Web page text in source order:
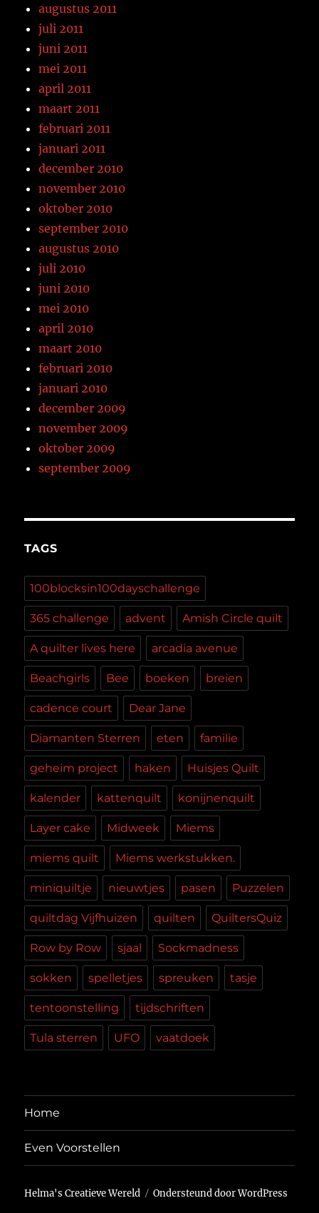
augustus 2011
juli 2011
juni 2011
mei 2011
april 2011
maart 2011
februari 2011
januari 2011
december 2010
november 2010
oktober 2010
september 2010
augustus 2010
juli 2010
juni 2010
mei 2010
april 2010
maart 2010
februari 2010
januari 2010
december 2009
november 2009
oktober 2009
september 2009
TAGS
100blocksin100dayschallenge
365 challenge advent Amish Circle quilt
A quilter lives here arcadia avenue
Beachgirls Bee boeken breien
cadence court Dear Jane
Diamanten Sterren eten familie
geheim project haken Huisjes Quilt
kalender kattenquilt konijnenquilt
Layer cake Midweek Miems
miems quilt Miems werkstukken.
miniquiltje nieuwtjes pasen Puzzelen
quiltdag Vijfhuizen quilten QuiltersQuiz
Row by Row sjaal Sockmadness
sokken spelletjes spreuken tasje
tentoonstelling tijdschriften
Tula sterren UFO vaatdoek
Home
Even Voorstellen
Helma's Creatieve Wereld Ondersteund door WordPress